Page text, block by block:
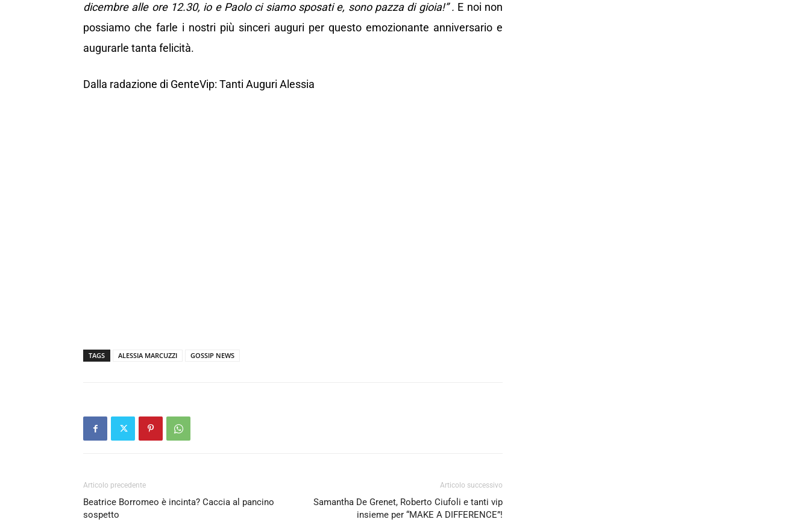
dicembre alle ore 12.30, io e Paolo ci siamo sposati e, sono pazza di gioia!” . E noi non
possiamo che farle i nostri più sinceri auguri per questo emozionante anniversario e
augurarle tanta felicità.
Dalla radazione di GenteVip: Tanti Auguri Alessia
TAGS ALESSIA MARCUZZI GOSSIP NEWS
Articolo precedente
Beatrice Borromeo è incinta? Caccia al pancino
sospetto
Articolo successivo
Samantha De Grenet, Roberto Ciufoli e tanti vip
insieme per “MAKE A DIFFERENCE”!